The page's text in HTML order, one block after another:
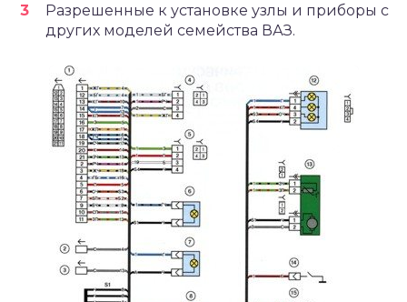
Разрешенные к установке узлы и приборы с
других моделей семейства ВАЗ.